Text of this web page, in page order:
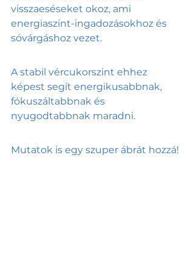
visszaeséseket okoz, ami
energiaszint-ingadozásokhoz és
sóvárgáshoz vezet.
A stabil vércukorszint ehhez
képest segít energikusabbnak,
fókuszáltabbnak és
nyugodtabbnak maradni.
Mutatok is egy szuper ábrát hozzá!